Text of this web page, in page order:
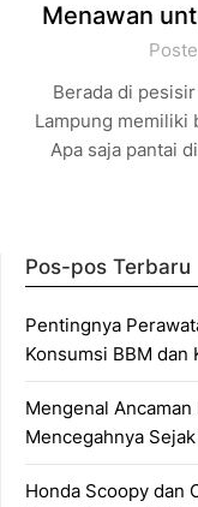
Menawan
Berada di
Lampung memiliki
Apa saja pantai
Pos-pos Terbaru
Pentingnya
Konsumsi BBM dan
Mengenal Ancaman
Mencegahnya
Honda Scoopy dan